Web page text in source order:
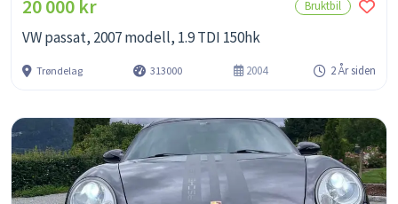
20 000 kr Bruktbil
VW passat, 2007 modell, 1.9 TDI 150hk
Trøndelag 313000 2004 2 År siden